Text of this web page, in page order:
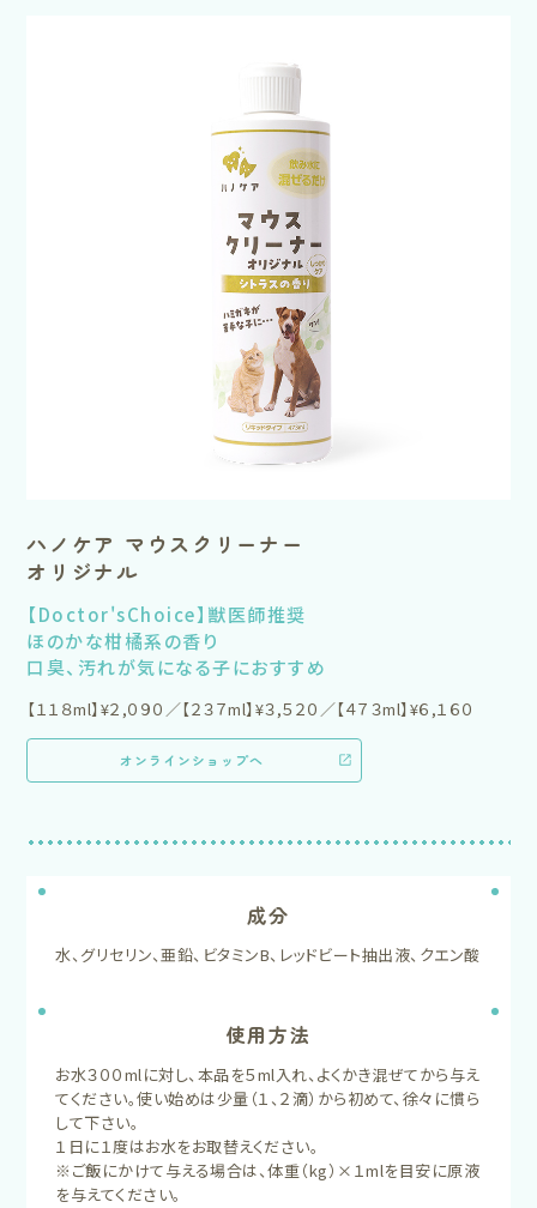
ハノケア マウスクリーナー
オリジナル
【Doctor'sChoice】獣医師推奨
ほのかな柑橘系の香り
口臭、汚れが気になる子におすすめ
【１１８ml】¥２,０９０／【２３７ml】¥３,５２０／【４７３ml】¥６,１６０
オンラインショップへ
成分
水、グリセリン、亜鉛、ビタミンB、レッドビート抽出液、クエン酸
使用方法
お水３００mlに対し、本品を５ml入れ、よくかき混ぜてから与え
てください。使い始めは少量（１、２滴）から初めて、徐々に慣ら
して下さい。
１日に１度はお水をお取替えください。
※ご飯にかけて与える場合は、体重（kg）×１mlを目安に原液
を与えてください。